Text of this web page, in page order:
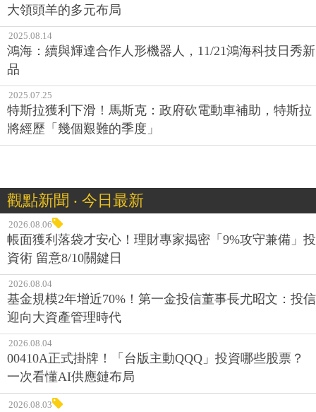
大領頭羊的多元布局
2025.08.14
鴻海：續與輝達合作人形機器人，11/21鴻海科技日秀新
品
2025.07.25
特斯拉獲利下滑！馬斯克：政府砍電動車補助，特斯拉
將經歷「幾個艱難的季度」
觀點新聞 ‧ 今日最新
2026.08.06
帳面獲利落袋才安心！理財專家揭密「9%攻守兼備」投
資術 留意8/10關鍵日
2026.08.04
基金規模2年增近70%！第一金投信董事長尤昭文：投信
迎向大資產管理時代
2026.08.04
00410A正式掛牌！「台版主動QQQ」投資哪些股票？
一次看懂AI供應鏈布局
2026.08.03